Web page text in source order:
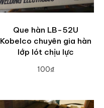
Que hàn LB-52U
Kobelco chuyên gia hàn
lớp lót chịu lực
100₫